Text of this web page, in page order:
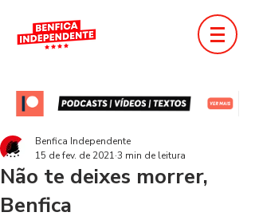
Não te deixes morrer,
Benfica
Benfica Independente
15 de fev. de 2021 3 min de leitura